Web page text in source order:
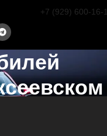
+7 (929) 600-16-